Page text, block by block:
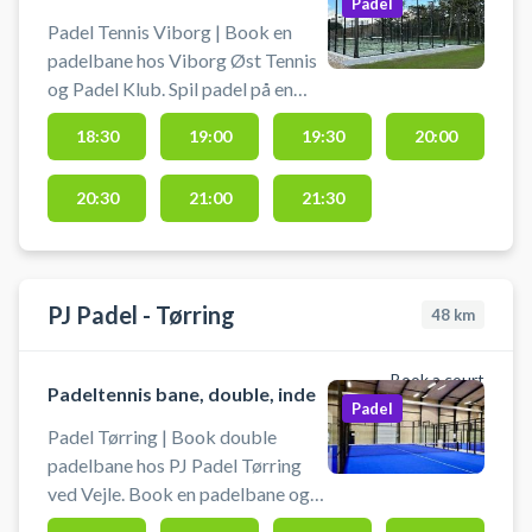
Padel Tennis Viborg | Book en
padelbane hos Viborg Øst Tennis
og Padel Klub. Spil padel på en
doublebane med lys i Viborg. Der
findes gratis lån bat i klubhuset.
Bolde skal man selv medbringe
eller købes i klubhuset.
18:30 19:00 19:30 20:00
20:30 21:00 21:30
PJ Padel - Tørring 48 km
Book a court
Padeltennis bane, double, inde
Padel Tørring | Book double
padelbane hos PJ Padel Tørring
ved Vejle. Book en padelbane og
spil padel i Tørring på
Padel